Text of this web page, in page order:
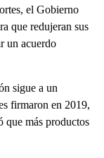
el Gobierno
que redujeran sus
un acuerdo
sigue a un
firmaron en 2019,
que más productos